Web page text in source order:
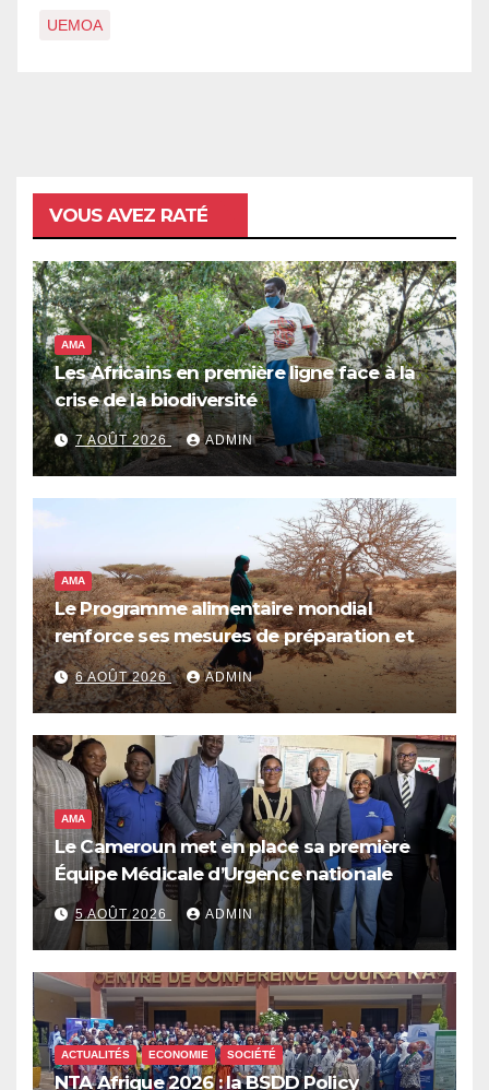
UEMOA
VOUS AVEZ RATÉ
AMA
Les Africains en première ligne face à la
crise de la biodiversité
7 AOÛT 2026 ADMIN
AMA
Le Programme alimentaire mondial
renforce ses mesures de préparation et
de réponse face à la menace d’El Niño,
qui pourrait plonger des dizaines de
millions de personnes dans l’insécurité
alimentaire aiguë
6 AOÛT 2026 ADMIN
AMA
Le Cameroun met en place sa première
Équipe Médicale d’Urgence nationale
5 AOÛT 2026 ADMIN
ACTUALITÉS ECONOMIE SOCIÉTÉ
NTA Afrique 2026 : la BSDD Policy